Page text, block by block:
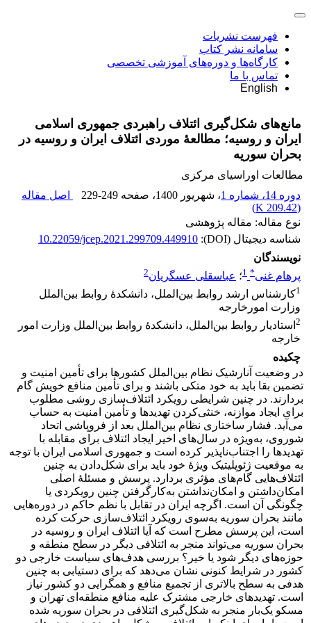
فهرست نشریات
سامانه نشر کتاب
کارگاه‌ها و دوره‌های آموزشی تخصصی
تماس با ما
English
مانع‌های شکل‌گیری‌ ائتلاف‌ راهبردی جمهوری اسلامی
ایران و روسیه؛ مطالعۀ موردی ائتلاف ایران و روسیه در
بحران سوریه
مطالعات اوراسیای مرکزی
دوره 14، شماره 1
، شهریور 1400 ، صفحه 229-249
اصل مقاله
(
209.42 K
)
نوع مقاله: مقاله پژوهشی
شناسه دیجیتال (DOI):
10.22059/jcep.2021.299709.449910
نویسندگان
پرهام غنی*
1؛ عباسقلی عسگریان2
1کارشناس ارشد روابط بین‌الملل، دانشکدۀ روابط بین‌الملل
وزارت امورخارجه
2 استادیار روابط بین‌الملل، دانشکدۀ روابط بین‌الملل وزارت امور
خارجه
چکیده
در وضعیت آنارشیک نظام بین‌الملل کشور‌ها برای تأمین امنیت و
تضمین بقا باید به خود متکی باشند و برای تأمین منافع خویش گام
بردارند. در چنین شرایطی رویکرد ائتلاف‌سازی روشی مطلوب
برای ایجاد موازنه، خنثی‌کردن تهدیدها و تأمین امنیت به حساب
می‌آید. فشار ساختاری نظام‌ بین‌الملل بعد از فروپاشی اتحاد
شوروی، به‌ویژه در سال‌های اخیر ایجاد ائتلاف برای مقابله با
تهدیدها را اجتناب‌ناپذیر کرده است و جمهوری اسلامی ایران با توجه
به موقعیت ژئوپلیتیک ویژۀ خود باید برای شکل‌دادن به چنین
ائتلاف‌هایی گام‌های مؤثری بردارد. پرسش و مسئلۀ اصلی
امکان‌داشتن و امکان‌نداشتن به‌کارگرفتن چنین رویکردی یا
چگونگی آن است. اگرچه ایران در تقابل با نظم حاکم در دوره‌هایی
مانند بحران سوریه به‌سوی رویکرد ائتلاف‌سازی حرکت کرده
است، این پرسش مطرح است که آیا ائتلاف ایران و روسیه در
بحران سوریه می‌تواند منجر به ائتلافی دیگر در سطح منطقه و
حوزه‌های دیگر شود یا خیر؟ بررسی هدف‌های سیاست خارجی دو
کشور در شرایط کنونی نشان می‌دهد که برای دستیابی به چنین
هدفی به سطح بالاتری از تجمیع منافع و همگرایی دو کشور نیاز
است. تهدیدهای خارجی مشترک علیه منافع منطقه‌ای تهران و
مسکو یک‌بار منجر به شکل‌گیری ائتلافی در بحران سوریه شده